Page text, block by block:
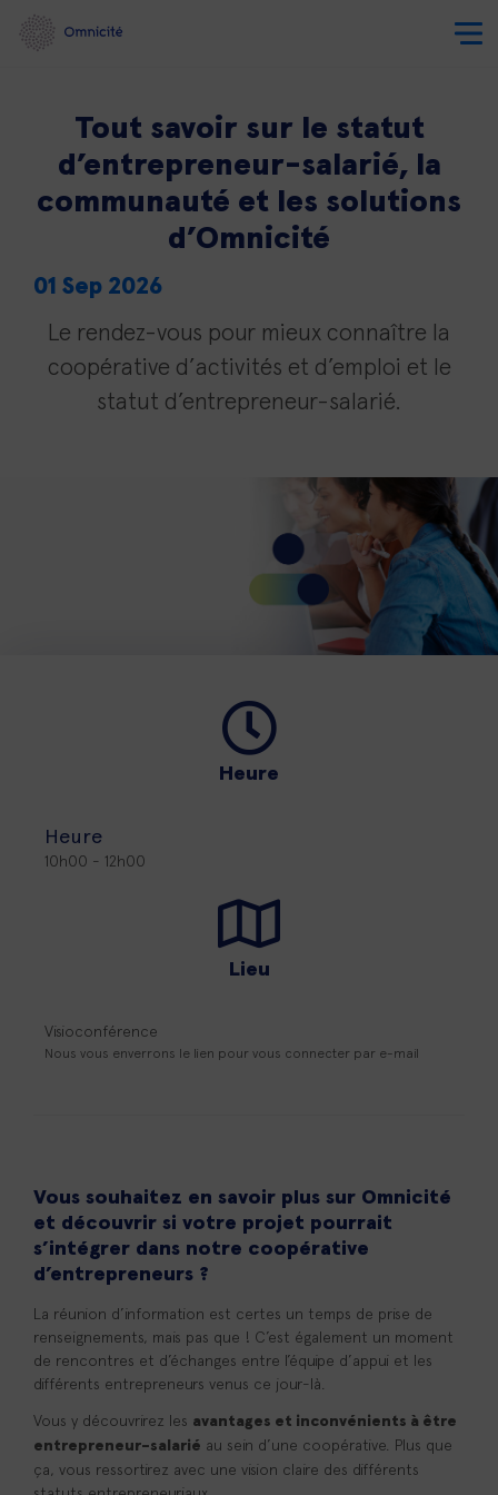
Tout savoir sur le statut
d’entrepreneur-salarié, la
communauté et les solutions
d’Omnicité
01 Sep 2026
Le rendez-vous pour mieux connaître la
coopérative d’activités et d’emploi et le
statut d’entrepreneur-salarié.
Heure
Heure
10h00 - 12h00
Lieu
Visioconférence
Nous vous enverrons le lien pour vous connecter par e-mail
Vous souhaitez en savoir plus sur Omnicité
et découvrir si votre projet pourrait
s’intégrer dans notre coopérative
d’entrepreneurs ?
La réunion d’information est certes un temps de prise de
renseignements, mais pas que ! C’est également un moment
de rencontres et d’échanges entre l’équipe d’appui et les
différents entrepreneurs venus ce jour-là.
Vous y découvrirez les avantages et inconvénients à être
entrepreneur-salarié au sein d’une coopérative. Plus que
ça, vous ressortirez avec une vision claire des différents